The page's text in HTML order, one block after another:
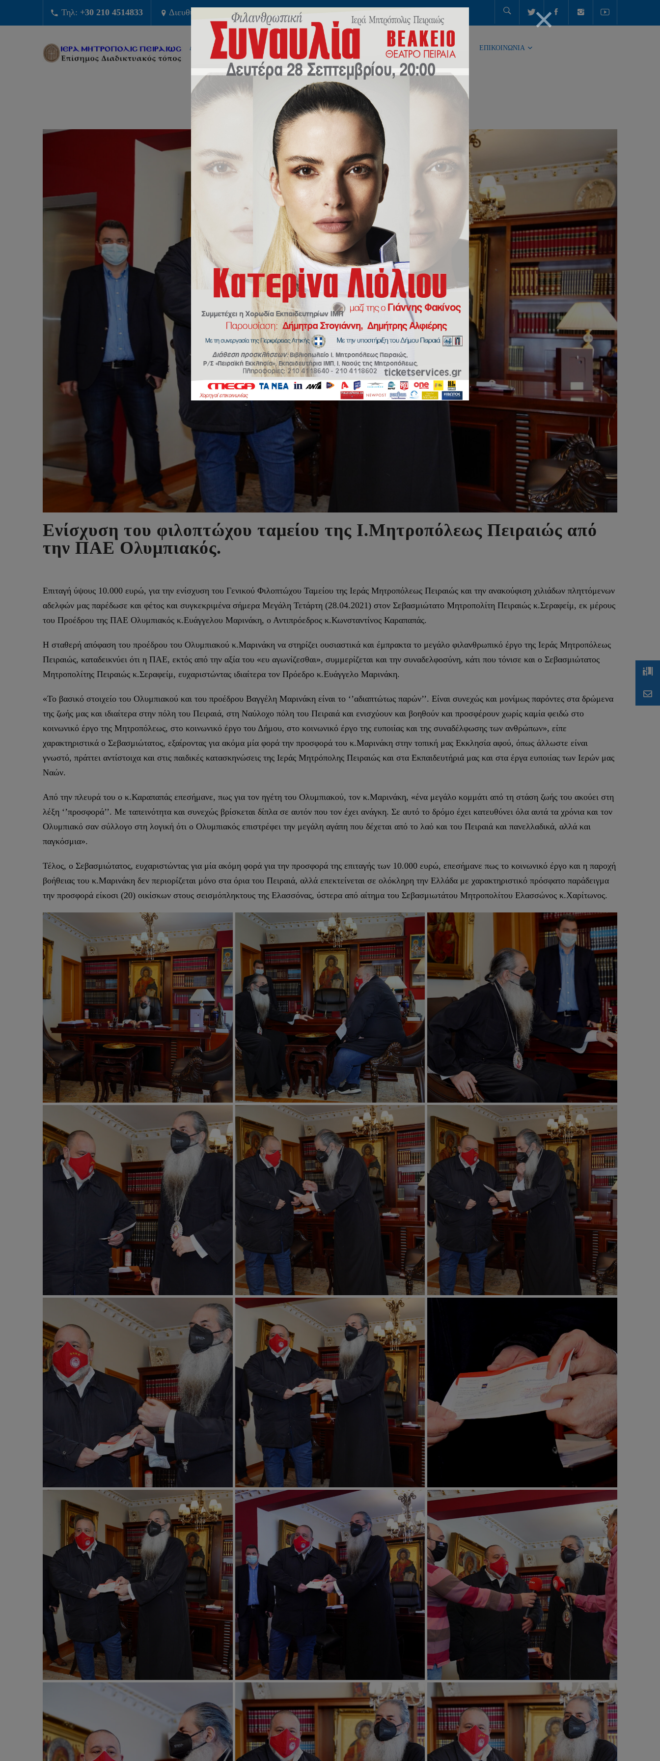
Τηλ: +30 210 4514833 Διευθυνση: Φίλωνος 45
ΔΙΟΙΚΗΣΗ ΠΟΙΜΑΝΤΙΚΗ ΕΚΠΑΙΔΕΥΣΗ Μ.Μ.Ε ΝΕΟΤΗΤΑ ΕΠΙΚΟΙΝΩΝΙΑ
Ενίσχυση του φιλοπτώχου ταμείου της Ι.Μητροπόλεως Πειραιώς από
την ΠΑΕ Ολυμπιακός.
Επιταγή ύψους 10.000 ευρώ, για την ενίσχυση του Γενικού Φιλοπτώχου Ταμείου της Ιεράς Μητροπόλεως Πειραιώς και την ανακούφιση χιλιάδων πληττόμενων
αδελφών μας παρέδωσε και φέτος και συγκεκριμένα σήμερα Μεγάλη Τετάρτη (28.04.2021) στον Σεβασμιώτατο Μητροπολίτη Πειραιώς κ.Σεραφείμ, εκ μέρους
του Προέδρου της ΠΑΕ Ολυμπιακός κ.Ευάγγελου Μαρινάκη, ο Αντιπρόεδρος κ.Κωνσταντίνος Καραπαπάς.
Η σταθερή απόφαση του προέδρου του Ολυμπιακού κ.Μαρινάκη να στηρίζει ουσιαστικά και έμπρακτα το μεγάλο φιλανθρωπικό έργο της Ιεράς Μητροπόλεως
Πειραιώς, καταδεικνύει ότι η ΠΑΕ, εκτός από την αξία του «ευ αγωνίζεσθαι», συμμερίζεται και την συναδελφοσύνη, κάτι που τόνισε και ο Σεβασμιώτατος
Μητροπολίτης Πειραιώς κ.Σεραφείμ, ευχαριστώντας ιδιαίτερα τον Πρόεδρο κ.Ευάγγελο Μαρινάκη.
«Το βασικό στοιχείο του Ολυμπιακού και του προέδρου Βαγγέλη Μαρινάκη είναι το ‘’αδιαπτώτως παρών’’. Είναι συνεχώς και μονίμως παρόντες στα δρώμενα
της ζωής μας και ιδιαίτερα στην πόλη του Πειραιά, στη Ναύλοχο πόλη του Πειραιά και ενισχύουν και βοηθούν και προσφέρουν χωρίς καμία φειδώ στο
κοινωνικό έργο της Μητροπόλεως, στο κοινωνικό έργο του Δήμου, στο κοινωνικό έργο της ευποιίας και της συναδέλφωσης των ανθρώπων», είπε
χαρακτηριστικά ο Σεβασμιώτατος, εξαίροντας για ακόμα μία φορά την προσφορά του κ.Μαρινάκη στην τοπική μας Εκκλησία αφού, όπως άλλωστε είναι
γνωστό, πράττει αντίστοιχα και στις παιδικές κατασκηνώσεις της Ιεράς Μητρόπολης Πειραιώς και στα Εκπαιδευτήριά μας και στα έργα ευποιίας των Ιερών μας
Ναών.
Από την πλευρά του ο κ.Καραπαπάς επεσήμανε, πως για τον ηγέτη του Ολυμπιακού, τον κ.Μαρινάκη, «ένα μεγάλο κομμάτι από τη στάση ζωής του ακούει στη
λέξη ‘’προσφορά’’. Με ταπεινότητα και συνεχώς βρίσκεται δίπλα σε αυτόν που τον έχει ανάγκη. Σε αυτό το δρόμο έχει κατευθύνει όλα αυτά τα χρόνια και τον
Ολυμπιακό σαν σύλλογο στη λογική ότι ο Ολυμπιακός επιστρέφει την μεγάλη αγάπη που δέχεται από το λαό και του Πειραιά και πανελλαδικά, αλλά και
παγκόσμια».
Τέλος, ο Σεβασμιώτατος, ευχαριστώντας για μία ακόμη φορά για την προσφορά της επιταγής των 10.000 ευρώ, επεσήμανε πως το κοινωνικό έργο και η παροχή
βοήθειας του κ.Μαρινάκη δεν περιορίζεται μόνο στα όρια του Πειραιά, αλλά επεκτείνεται σε ολόκληρη την Ελλάδα με χαρακτηριστικό πρόσφατο παράδειγμα
την προσφορά είκοσι (20) οικίσκων στους σεισμόπληκτους της Ελασσόνας, ύστερα από αίτημα του Σεβασμιωτάτου Μητροπολίτου Ελασσώνος κ.Χαρίτωνος.